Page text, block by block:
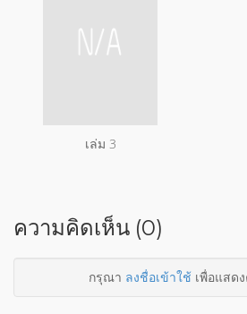
เล่ม 3
ความคิดเห็น (0)
กรุณา ลงชื่อเข้าใช้เพื่อแสด